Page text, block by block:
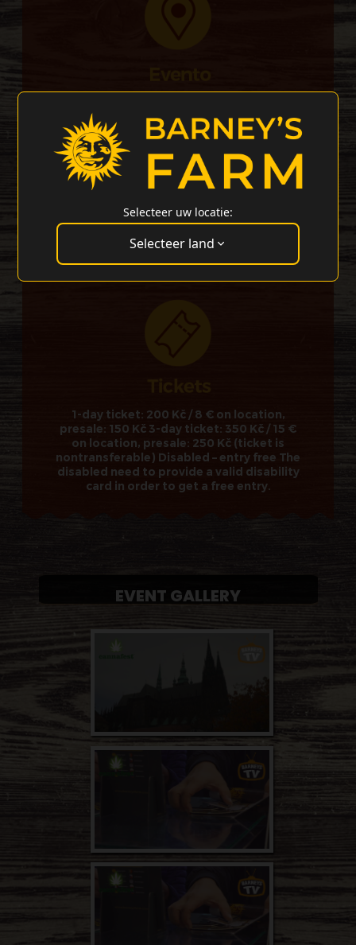
1-day ticket: 200 Kč / 8 € on location,
presale: 150 Kč 3-day ticket: 350 Kč / 15 €
on location, presale: 250 Kč (ticket is
nontransferable) Disabled – entry free The
disabled need to provide a valid disability
card in order to get a free entry.
EVENT GALLERY
Selecteer uw locatie:
Selecteer land